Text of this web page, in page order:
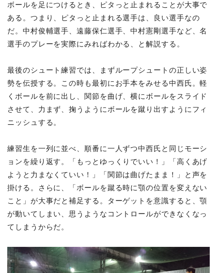
ボールを足につけるとき、ピタっと止まれることが大事で
ある。つまり、ピタっと止まれる選手は、良い選手なの
だ。中村俊輔選手、遠藤保仁選手、中村憲剛選手など、名
選手のプレーを実際にみればわかる、と解説する。
最後のシュート練習では、まずループシュートの正しい姿
勢を伝授する。この時も最初にお手本をみせる中西氏。軽
くボールを前に出し、関節を曲げ、横にボールをスライド
させて、力まず、掬うようにボールを蹴り出すようにフィ
ニッシュする。
練習生を一列に並べ、順番に一人ずつ中西氏と同じモーシ
ョンを繰り返す。「もっとゆっくりでいい！」「高くあげ
ようと力まなくていい！」「関節は曲げたまま！」と声を
掛ける。さらに、「ボールを蹴る時に顎の位置を変えない
こと」が大事だと補足する。ターゲットを意識すると、顎
が動いてしまい、思うようなコントロールができなくなっ
てしまうからだ。